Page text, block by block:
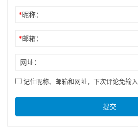
*昵称：
*邮箱：
网址：
记住昵称、邮箱和网址，下次评论免输入
提交